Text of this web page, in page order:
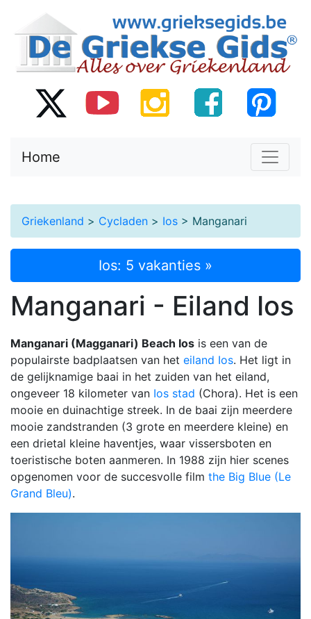
Home
Griekenland > Cycladen > Ios > Manganari
Ios: 5 vakanties »
Manganari - Eiland Ios
Manganari (Magganari) Beach Ios is een van de
populairste badplaatsen van het eiland Ios. Het ligt in
de gelijknamige baai in het zuiden van het eiland,
ongeveer 18 kilometer van Ios stad (Chora). Het is een
mooie en duinachtige streek. In de baai zijn meerdere
mooie zandstranden (3 grote en meerdere kleine) en
een drietal kleine haventjes, waar vissersboten en
toeristische boten aanmeren. In 1988 zijn hier scenes
opgenomen voor de succesvolle film the Big Blue (Le
Grand Bleu).